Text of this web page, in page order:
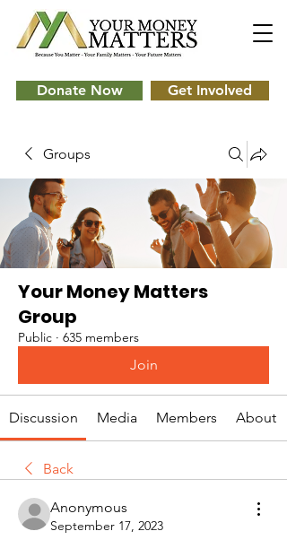
Donate Now Get Involved
Groups
Your Money Matters
Group
Public · 635 members
Join
Discussion Media Members About
Back
Anonymous
September 17, 2023